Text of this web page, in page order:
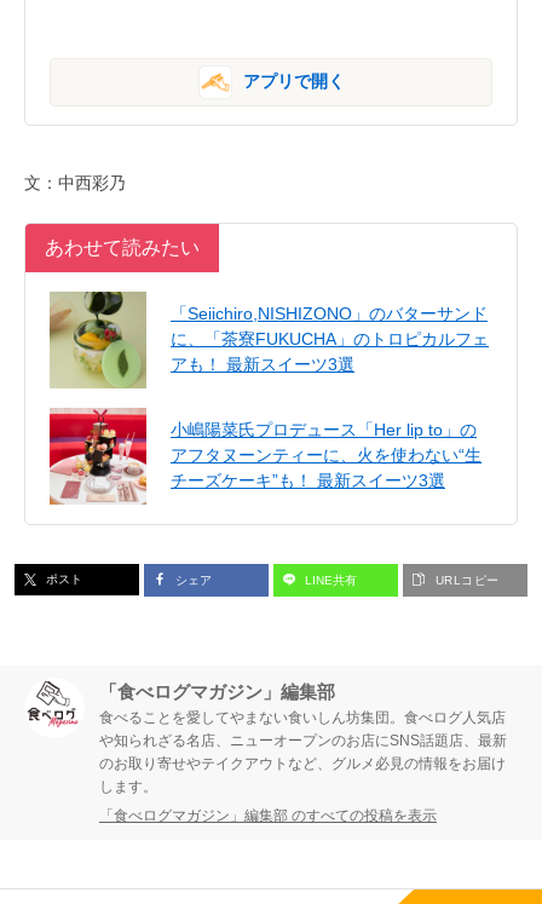
アプリで開く
文：中西彩乃
あわせて読みたい
「Seiichiro,NISHIZONO」のバターサンド
に、「茶寮FUKUCHA」のトロピカルフェ
アも！ 最新スイーツ3選
小嶋陽菜氏プロデュース「Her lip to」の
アフタヌーンティーに、火を使わない“生
チーズケーキ”も！ 最新スイーツ3選
ポスト シェア LINE共有 URLコピー
「食べログマガジン」編集部
食べることを愛してやまない食いしん坊集団。食べログ人気店
や知られざる名店、ニューオープンのお店にSNS話題店、最新
のお取り寄せやテイクアウトなど、グルメ必見の情報をお届け
します。
「食べログマガジン」編集部 のすべての投稿を表示